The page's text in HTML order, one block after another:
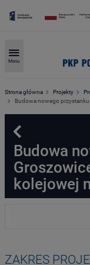
Menu
Strona główna Projekty
Budowa nowego
Powrót
Budowa
kolejowej
ZAKRES